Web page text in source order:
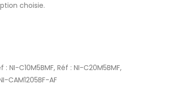
choisie.
NI-C10M5BMF, Réf : NI-C20M5BMF,
CAM1205BF-AF